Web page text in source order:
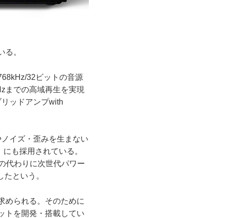
。
32ビットの音源
までの高域再生を実現
ッドアンプwith
イズ・歪みを生まない
も採用されている。
代わりに次世代パワー
という。
められる。そのために
トを開発・搭載してい